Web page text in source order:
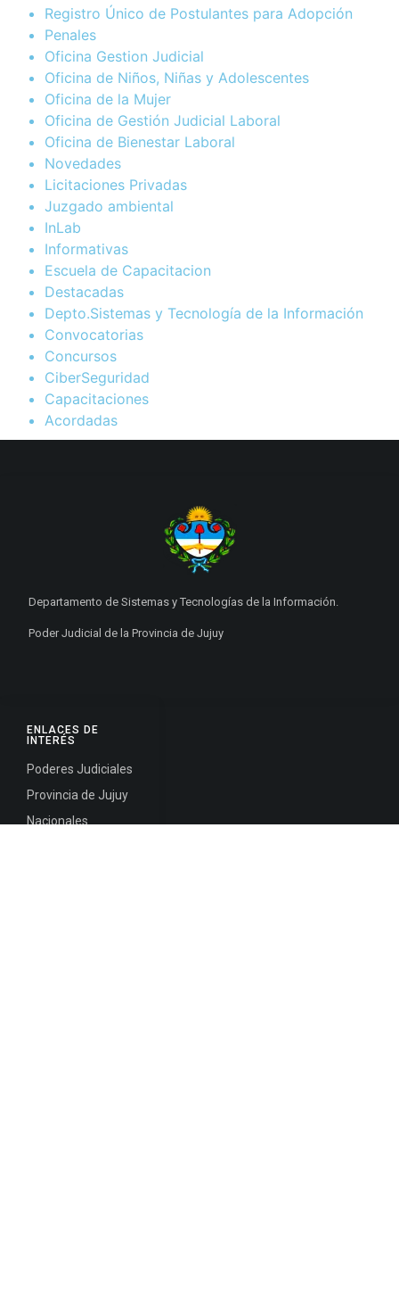
Registro Único de Postulantes para Adopción
Penales
Oficina Gestion Judicial
Oficina de Niños, Niñas y Adolescentes
Oficina de la Mujer
Oficina de Gestión Judicial Laboral
Oficina de Bienestar Laboral
Novedades
Licitaciones Privadas
Juzgado ambiental
InLab
Informativas
Escuela de Capacitacion
Destacadas
Depto.Sistemas y Tecnología de la Información
Convocatorias
Concursos
CiberSeguridad
Capacitaciones
Acordadas
ENLACES DE
INTERÉS
Poderes Judiciales
Provincia de Jujuy
Nacionales
Departamento de Sistemas y Tecnologías de la Información.
Poder Judicial de la Provincia de Jujuy